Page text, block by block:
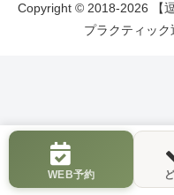
Copyright © 2018-2026 【
プラクティッ
WEB予約